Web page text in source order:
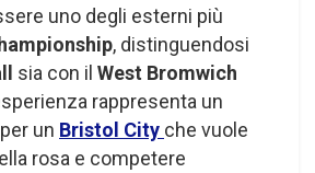
uno degli esterni più
, distinguendosi
sia con il West Bromwich
rappresenta un
un Bristol City che vuole
rosa e competere